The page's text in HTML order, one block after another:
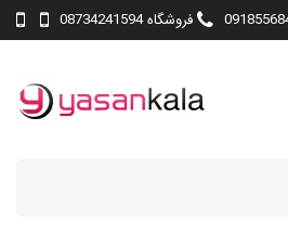
فروشگاه 08734241594